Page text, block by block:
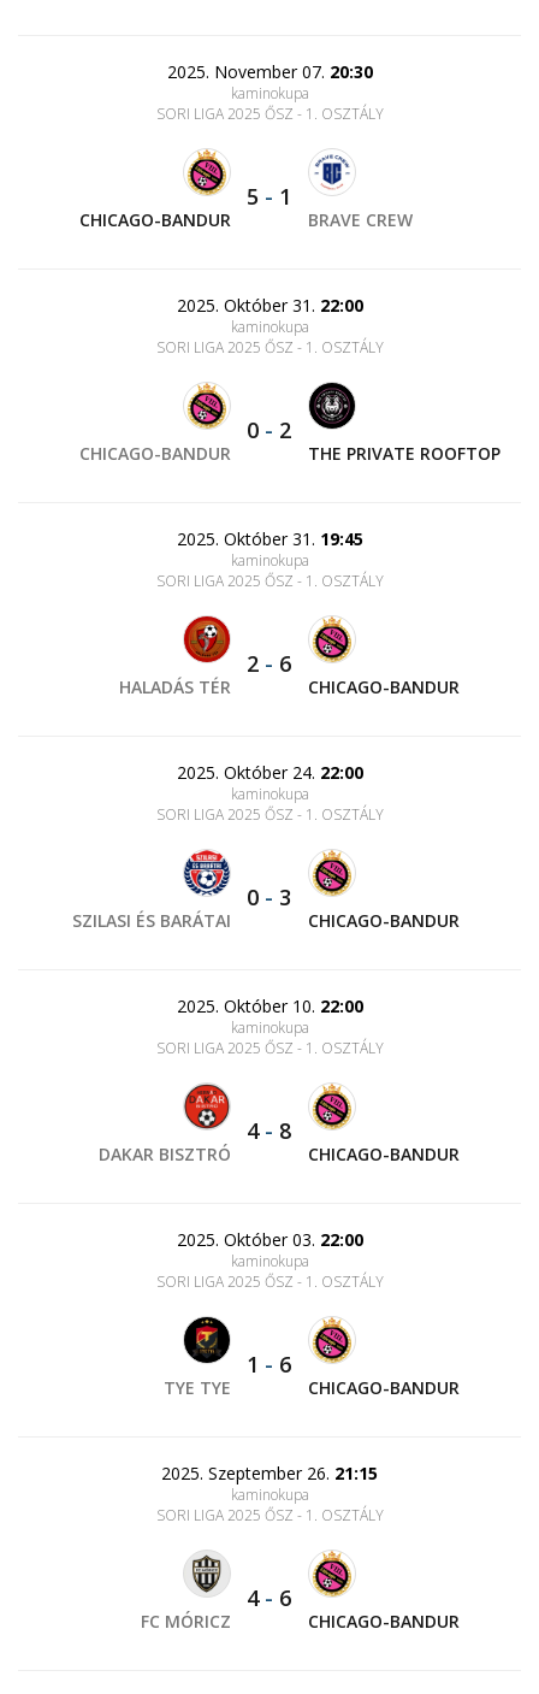
2025. November 07. 20:30
kaminokupa
SORI LIGA 2025 ŐSZ - 1. OSZTÁLY
CHICAGO-BANDUR
5 - 1
BRAVE CREW
2025. Október 31. 22:00
kaminokupa
SORI LIGA 2025 ŐSZ - 1. OSZTÁLY
CHICAGO-BANDUR
0 - 2
THE PRIVATE ROOFTOP
2025. Október 31. 19:45
kaminokupa
SORI LIGA 2025 ŐSZ - 1. OSZTÁLY
HALADÁS TÉR
2 - 6
CHICAGO-BANDUR
2025. Október 24. 22:00
kaminokupa
SORI LIGA 2025 ŐSZ - 1. OSZTÁLY
SZILASI ÉS BARÁTAI
0 - 3
CHICAGO-BANDUR
2025. Október 10. 22:00
kaminokupa
SORI LIGA 2025 ŐSZ - 1. OSZTÁLY
DAKAR BISZTRÓ
4- 8
CHICAGO-BANDUR
2025. Október 03. 22:00
kaminokupa
SORI LIGA 2025 ŐSZ - 1. OSZTÁLY
TYE TYE
1 - 6
CHICAGO-BANDUR
2025. Szeptember 26. 21:15
kaminokupa
SORI LIGA 2025 ŐSZ - 1. OSZTÁLY
FC MÓRICZ
4- 6
CHICAGO-BANDUR